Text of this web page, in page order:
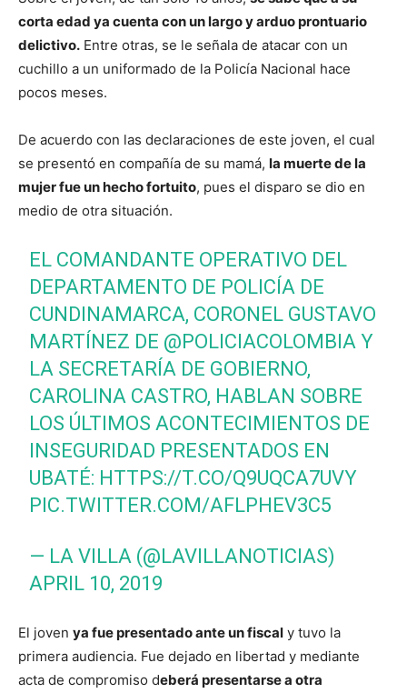
corta edad ya cuenta con un largo y arduo prontuario
delictivo. Entre otras, se le señala de atacar con un
cuchillo a un uniformado de la Policía Nacional hace
pocos meses.
De acuerdo con las declaraciones de este joven, el cual
se presentó en compañía de su mamá, la muerte de la
mujer fue un hecho fortuito, pues el disparo se dio en
medio de otra situación.
EL COMANDANTE OPERATIVO DEL
DEPARTAMENTO DE POLICÍA DE
CUNDINAMARCA, CORONEL GUSTAVO
MARTÍNEZ DE @POLICIACOLOMBIA Y
LA SECRETARÍA DE GOBIERNO,
CAROLINA CASTRO, HABLAN SOBRE
LOS ÚLTIMOS ACONTECIMIENTOS DE
INSEGURIDAD PRESENTADOS EN
UBATÉ: HTTPS://T.CO/Q9UQCA7UVY
PIC.TWITTER.COM/AFLPHEV3C5
— LA VILLA (@LAVILLANOTICIAS)
APRIL 10, 2019
El joven ya fue presentado ante un fiscal y tuvo la
primera audiencia. Fue dejado en libertad y mediante
acta de compromiso deberá presentarse a otra